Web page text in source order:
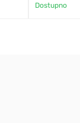
Dostupno